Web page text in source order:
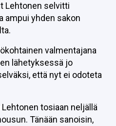
Lehtonen selvitti
ampui yhden sakon
valmentajana
lähetyksessä jo
että nyt ei odoteta
tosiaan neljällä
Tänään sanoisin,